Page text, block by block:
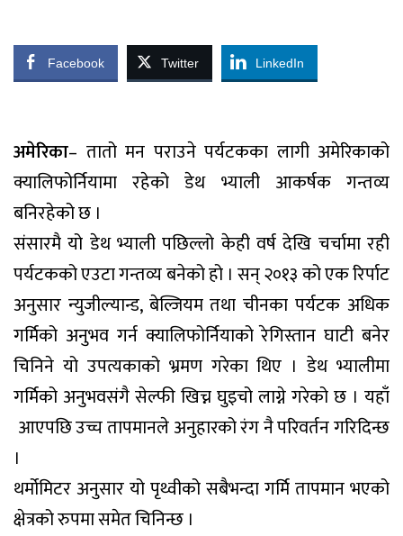
Facebook Twitter LinkedIn
अमेरिका– तातो मन पराउने पर्यटकका लागी अमेरिकाको
क्यालिफोर्नियामा रहेको डेथ भ्याली आकर्षक गन्तव्य
बनिरहेको छ ।
संसारमै यो डेथ भ्याली पछिल्लो केही वर्ष देखि चर्चामा रही
पर्यटकको एउटा गन्तव्य बनेको हो । सन् २०१३ को एक रिर्पाट
अनुसार न्युजील्यान्ड, बेल्जियम तथा चीनका पर्यटक अधिक
गर्मिको अनुभव गर्न क्यालिफोर्नियाको रेगिस्तान घाटी बनेर
चिनिने यो उपत्यकाको भ्रमण गरेका थिए । डेथ भ्यालीमा
गर्मिको अनुभवसंगै सेल्फी खिच्न घुइचो लाग्ने गरेको छ । यहाँ
आएपछि उच्च तापमानले अनुहारको रंग नै परिवर्तन गरिदिन्छ
।
थर्मोमिटर अनुसार यो पृथ्वीको सबैभन्दा गर्मि तापमान भएको
क्षेत्रको रुपमा समेत चिनिन्छ ।